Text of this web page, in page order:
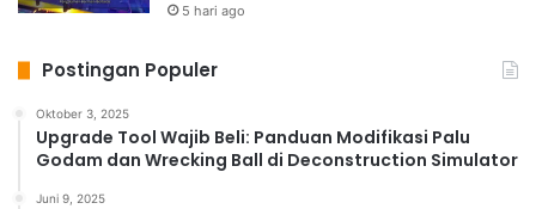
5 hari ago
Postingan Populer
Oktober 3, 2025
Upgrade Tool Wajib Beli: Panduan Modifikasi Palu
Godam dan Wrecking Ball di Deconstruction Simulator
Juni 9, 2025